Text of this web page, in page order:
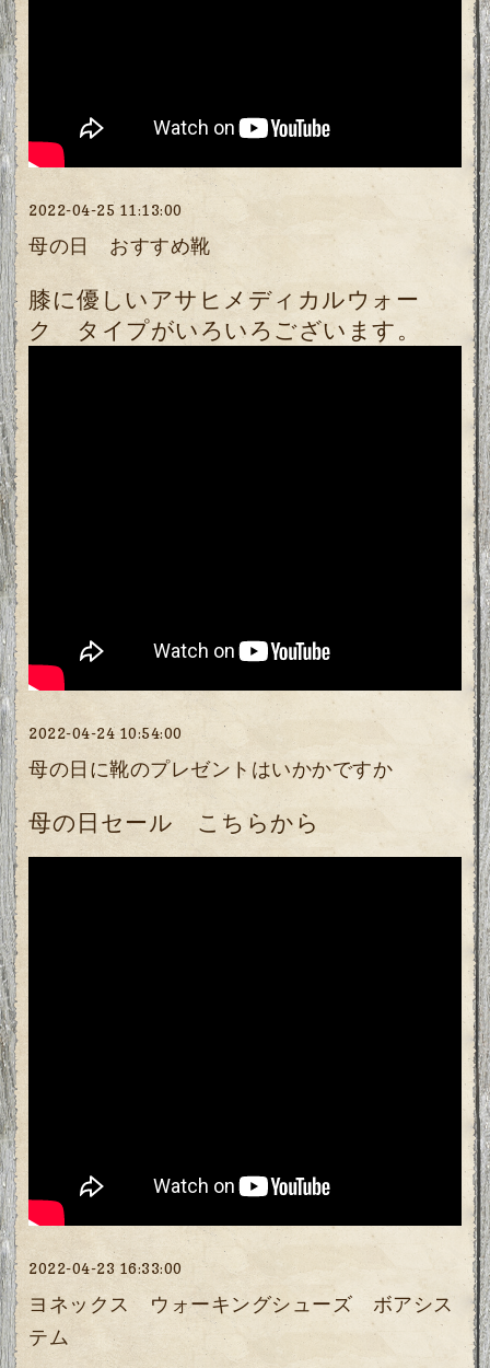
2022-04-25 11:13:00
母の日 おすすめ靴
膝に優しいアサヒメディカルウォー
ク タイプがいろいろございます。
2022-04-24 10:54:00
母の日に靴のプレゼントはいかかですか
母の日セール こちらから
2022-04-23 16:33:00
ヨネックス ウォーキングシューズ ボアシス
テム